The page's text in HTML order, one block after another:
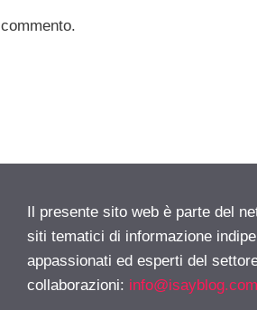
Il presente sito web è parte del
siti tematici di informazione
appassionati ed esperti del
collaborazioni: info@isayblog.com